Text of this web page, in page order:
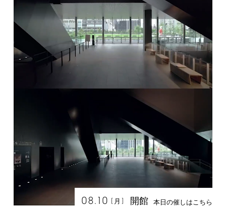
08.10 [ 月 ] 開館 本日の催しはこちら